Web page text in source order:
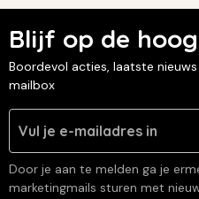
Blijf op de
Boordevol acties, laatste
mailbox
Door je aan te melden ga je
marketingmails sturen met